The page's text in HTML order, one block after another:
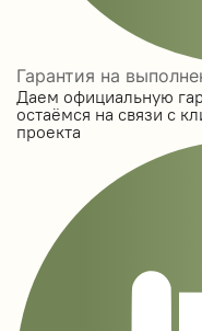
Гарантия на
Даем официальную
остаёмся на связи с
проекта